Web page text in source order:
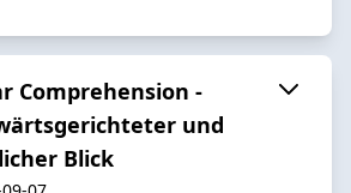
Comprehension -
und
Blick